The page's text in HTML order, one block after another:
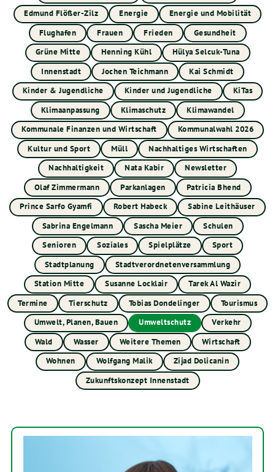
Edmund Flößer-Zilz
Energie
Energie und Mobilität
Flughafen
Frauen Frieden
Gesundheit
Grüne Mitte
Henning Kühl
Hülya Selcuk-Tuna
Innenstadt
Jochen Teichmann
Kai Schmidt
Kinder & Jugendliche
Kinder und Jugendliche
KiTas
Klimaanpassung
Klimaschutz
Klimawandel
Kommunale Finanzen und Wirtschaft
Kommunalwahl 2026
Kultur und Sport
Müll
Nachhaltiges Wirtschaften
Nachhaltigkeit
Nata Kabir
Newsletter
Olaf Zimmermann
Parkanlagen
Patricia Bhend
Prince Sarfo Gyamfi
Robert Habeck
Sabine Leithäuser
Sabrina Engelmann
Sascha Meier
Schulen
Senioren
Soziales Spielplätze
Sport
Stadtplanung
Stadtverordnetenversammlung
Station Mitte
Susanne Locklair
Tarek Al Wazir
Termine
Tierschutz Tobias Dondelinger
Tourismus
Umwelt, Planen, Bauen
Umweltschutz
Verkehr
Wald
Wasser Weitere Themen
Wirtschaft
Wohnen
Wolfgang Malik
Zijad Dolicanin
Zukunftskonzept Innenstadt